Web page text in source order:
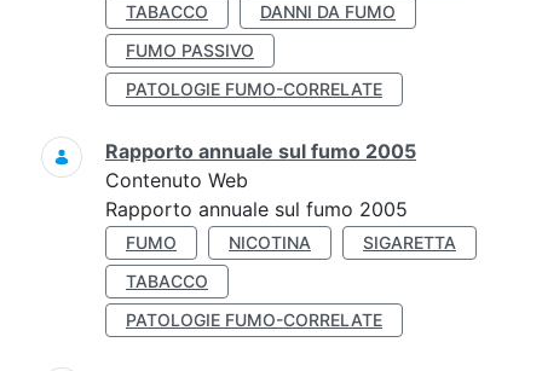
TABACCO
DANNI DA FUMO
FUMO PASSIVO
PATOLOGIE FUMO-CORRELATE
Rapporto annuale sul fumo 2005
Contenuto Web
Rapporto annuale sul fumo 2005
FUMO NICOTINA
SIGARETTA
TABACCO
PATOLOGIE FUMO-CORRELATE